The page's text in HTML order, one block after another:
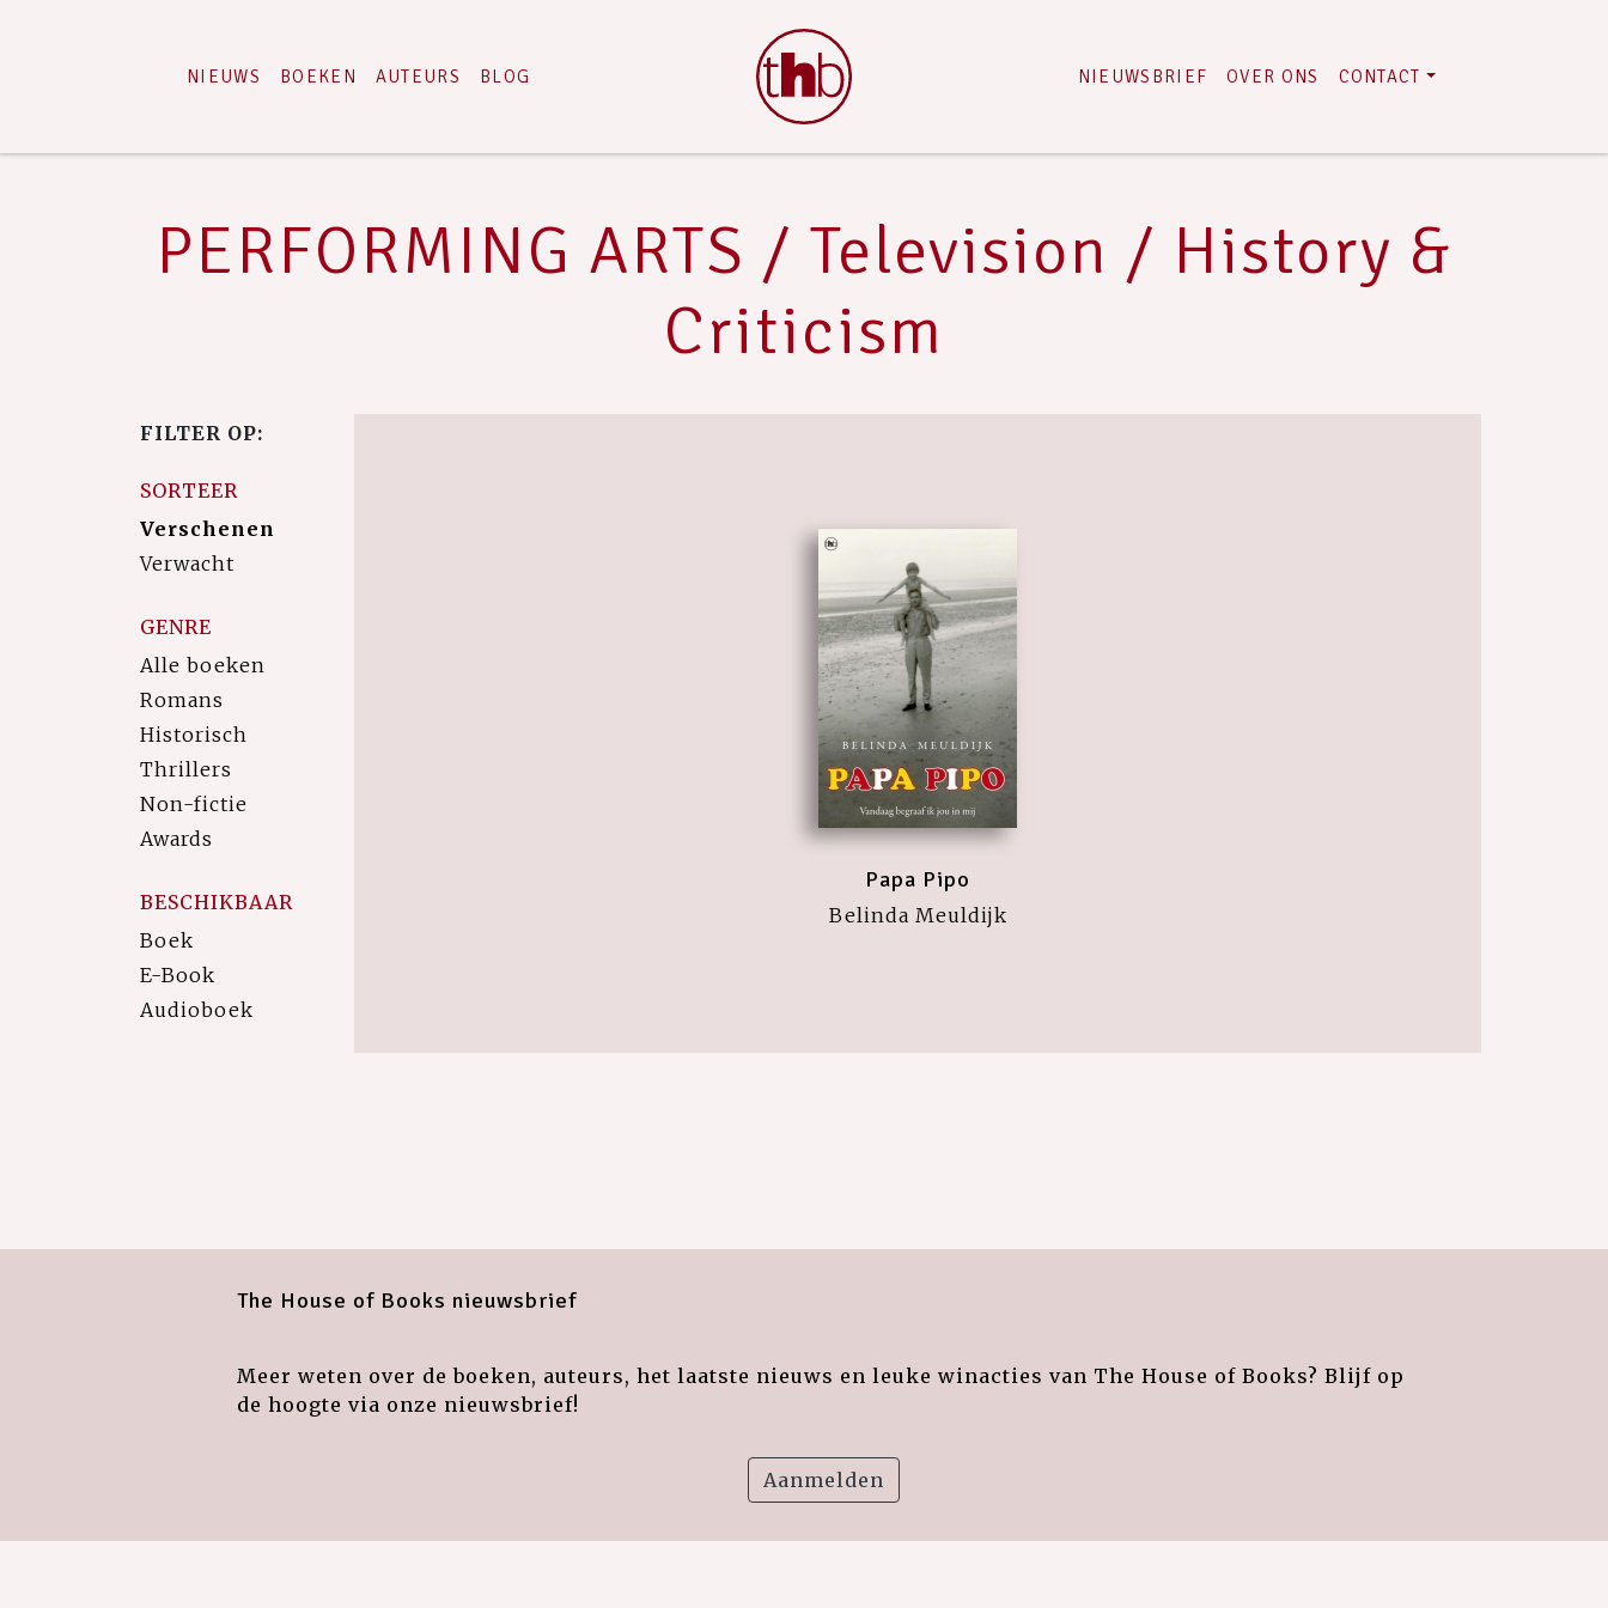
NIEUWS BOEKEN AUTEURS BLOG NIEUWSBRIEF OVER ONS CONTACT
PERFORMING ARTS / Television / History &
Criticism
FILTER OP:
SORTEER
Verschenen
Verwacht
GENRE
Alle boeken
Romans
Historisch
Thrillers
Non-fictie
Awards
BESCHIKBAAR
Boek
E-Book
Audioboek
Papa Pipo
Belinda Meuldijk
The House of Books nieuwsbrief
Meer weten over de boeken, auteurs, het laatste nieuws en leuke winacties van The House of Books? Blijf op
de hoogte via onze nieuwsbrief!
Aanmelden